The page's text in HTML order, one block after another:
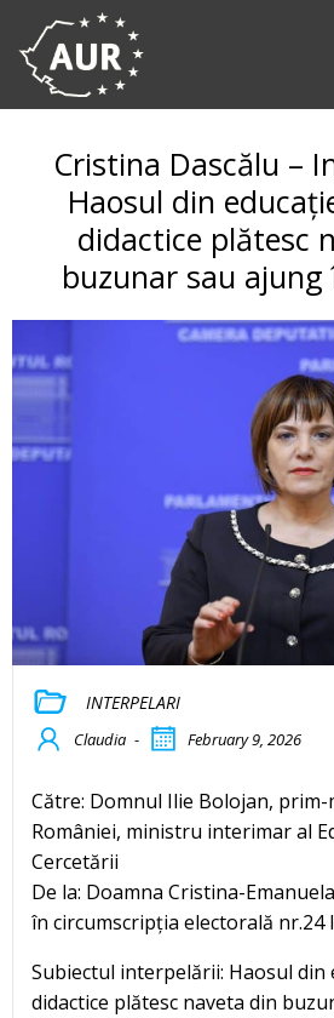
Cristina Dascălu –
Haosul din
didactice plătesc
buzunar sau
INTERPELARI
Claudia - February 9, 2026
Către: Domnul Ilie Bolojan,
României, ministru interimar al
Cercetării
De la: Doamna Cristina-
în circumscripția electorală nr.24
Subiectul interpelării: Haosul din
didactice plătesc naveta din